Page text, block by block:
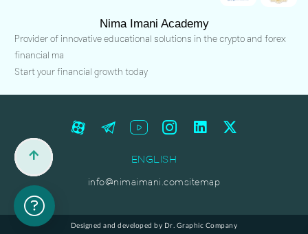
Nima Imani Academy
Provider of innovative educational solutions in the crypto and forex
financial ma
Start your financial growth today
ENGLISH
sitemap
info@nimaimani.com
Designed and developed by Dr. Graphic Company